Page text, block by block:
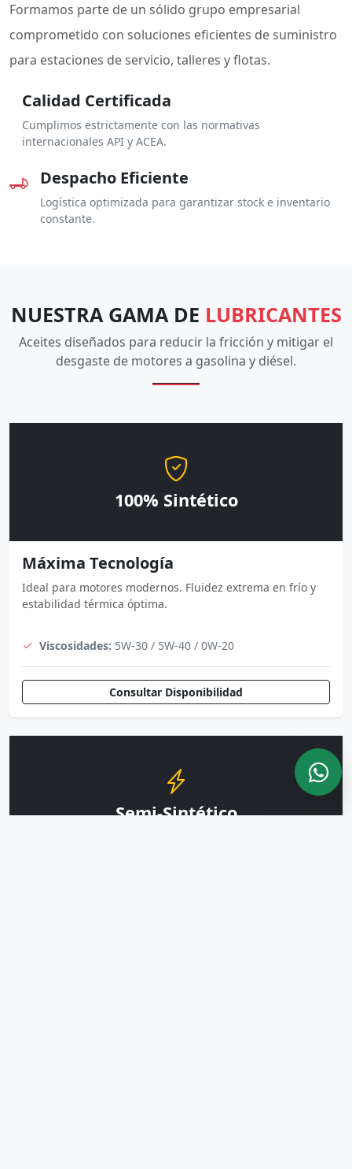
Formamos parte de un sólido grupo empresarial
comprometido con soluciones eficientes de suministro
para estaciones de servicio, talleres y flotas.
Calidad Certificada
Cumplimos estrictamente con las normativas
internacionales API y ACEA.
Despacho Eficiente
Logística optimizada para garantizar stock e inventario
constante.
NUESTRA GAMA DE LUBRICANTES
Aceites diseñados para reducir la fricción y mitigar el
desgaste de motores a gasolina y diésel.
100% Sintético
Máxima Tecnología
Ideal para motores modernos. Fluidez extrema en frío y
estabilidad térmica óptima.
Viscosidades: 5W-30 / 5W-40 / 0W-20
Consultar Disponibilidad
Semi-Sintético